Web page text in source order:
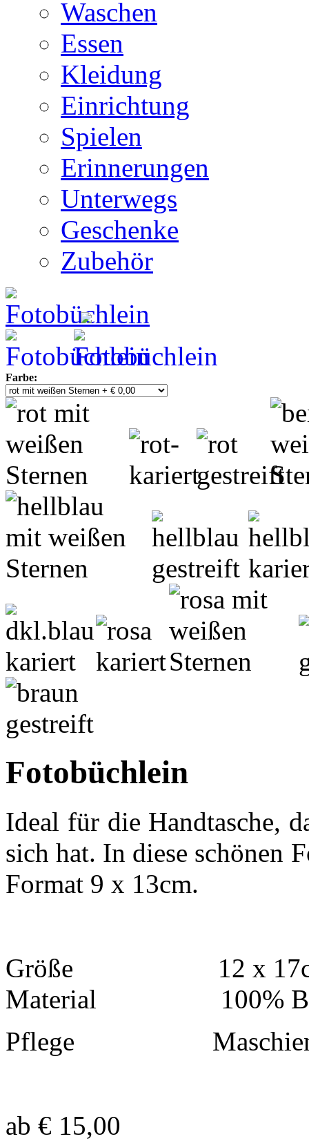
Waschen
Essen
Kleidung
Einrichtung
Spielen
Erinnerungen
Unterwegs
Geschenke
Zubehör
Farbe:
Fotobüchlein
Ideal für die Handtasche,
sich hat. In diese schönen
Format 9 x 13cm.
Größe 12 x
Material 100%
Pflege
ab € 15,00